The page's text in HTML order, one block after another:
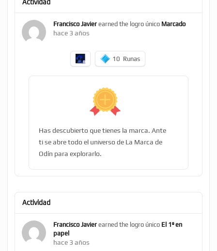
Actividad
Francisco Javier earned the logro único Marcado
hace 3 años
10 Runas
Has descubierto que tienes la marca. Ante
ti se abre todo el universo de La Marca de
Odín para explorarlo.
Actividad
Francisco Javier earned the logro único El 1º en
papel
hace 3 años